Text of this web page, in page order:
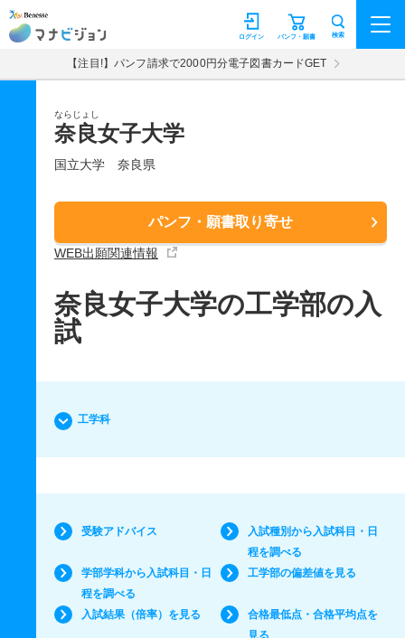
マナビジョン パンフ・願書
ログイン 検索
【注目!】パンフ請求で2000円分電子図書カードGET
ならじょし
奈良女子大学
国立大学 奈良県
パンフ・願書取り寄せ
WEB出願関連情報
奈良女子大学の工学部の入
試
工学科
受験アドバイス
入試種別から入試科目・日
程を調べる
学部学科から入試科目・日
程を調べる
工学部の偏差値を見る
入試結果（倍率）を見る
合格最低点・合格平均点を
見る